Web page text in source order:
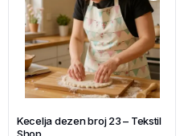
Kecelja dezen broj 23 – Tekstil